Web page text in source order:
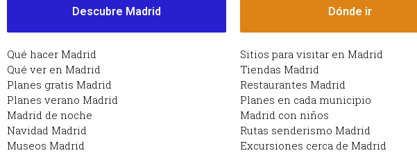
Descubre Madrid
Qué hacer Madrid
Qué ver en Madrid
Planes gratis Madrid
Planes verano Madrid
Madrid de noche
Navidad Madrid
Museos Madrid
Dónde ir
Sitios para visitar en Madrid
Tiendas Madrid
Restaurantes Madrid
Planes en cada municipio
Madrid con niños
Rutas senderismo Madrid
Excursiones cerca de Madrid